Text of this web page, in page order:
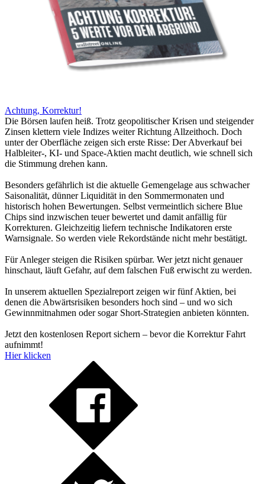
Achtung, Korrektur!
Die Börsen laufen heiß. Trotz geopolitischer Krisen und steigender
Zinsen klettern viele Indizes weiter Richtung Allzeithoch. Doch
unter der Oberfläche zeigen sich erste Risse: Der Abverkauf bei
Halbleiter-, KI- und Space-Aktien macht deutlich, wie schnell sich
die Stimmung drehen kann.
Besonders gefährlich ist die aktuelle Gemengelage aus schwacher
Saisonalität, dünner Liquidität in den Sommermonaten und
historisch hohen Bewertungen. Selbst vermeintlich sichere Blue
Chips sind inzwischen teuer bewertet und damit anfällig für
Korrekturen. Gleichzeitig liefern technische Indikatoren erste
Warnsignale. So werden viele Rekordstände nicht mehr bestätigt.
Für Anleger steigen die Risiken spürbar. Wer jetzt nicht genauer
hinschaut, läuft Gefahr, auf dem falschen Fuß erwischt zu werden.
In unserem aktuellen Spezialreport zeigen wir fünf Aktien, bei
denen die Abwärtsrisiken besonders hoch sind – und wo sich
Gewinnmitnahmen oder sogar Short-Strategien anbieten könnten.
Jetzt den kostenlosen Report sichern – bevor die Korrektur Fahrt
aufnimmt!
Hier klicken